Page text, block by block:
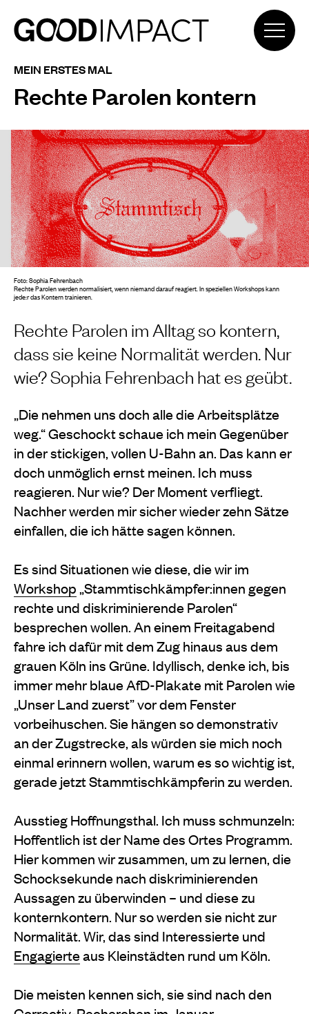
MEIN ERSTES MAL
Rechte Parolen kontern
Rechte Parolen im Alltag so kontern,
dass sie keine Normalität werden. Nur
wie? Sophia Fehrenbach hat es geübt.
„Die nehmen uns doch alle die Arbeitsplätze
weg.“ Geschockt schaue ich mein Gegenüber
in der stickigen, vollen U-Bahn an. Das kann er
doch unmöglich ernst meinen. Ich muss
reagieren. Nur wie? Der Moment verfliegt.
Nachher werden mir sicher wieder zehn Sätze
einfallen, die ich hätte sagen können.
Es sind Situationen wie diese, die wir im
Workshop„Stammtischkämpfer:innen gegen
rechte und diskriminierende Parolen“
besprechen wollen. An einem Freitagabend
fahre ich dafür mit dem Zug hinaus aus dem
grauen Köln ins Grüne. Idyllisch, denke ich, bis
immer mehr blaue AfD-Plakate mit Parolen wie
„Unser Land zuerst” vor dem Fenster
vorbeihuschen. Sie hängen so demonstrativ
an der Zugstrecke, als würden sie mich noch
einmal erinnern wollen, warum es so wichtig ist,
gerade jetzt Stammtischkämpferin zu werden.
Ausstieg Hoffnungsthal. Ich muss schmunzeln:
Hoffentlich ist der Name des Ortes Programm.
Hier kommen wir zusammen, um zu lernen, die
Schocksekunde nach diskriminierenden
Aussagen zu überwinden – und diese zu
konternkontern. Nur so werden sie nicht zur
Normalität. Wir, das sind Interessierte und
Engagierteaus Kleinstädten rund um Köln.
Die meisten kennen sich, sie sind nach den
Foto: Sophia Fehrenbach
Rechte Parolen werden normalisiert, wenn niemand darauf reagiert. In speziellen Workshops kann
jede:r das Kontern trainieren.